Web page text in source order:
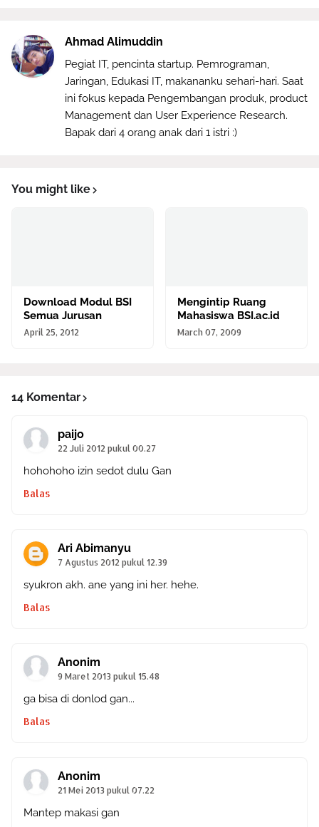
Ahmad Alimuddin
Pegiat IT, pencinta startup. Pemrograman,
Jaringan, Edukasi IT, makananku sehari-hari. Saat
ini fokus kepada Pengembangan produk, product
Management dan User Experience Research.
Bapak dari 4 orang anak dari 1 istri :)
You might like
Download Modul BSI
Semua Jurusan
April 25, 2012
Mengintip Ruang
Mahasiswa BSI.ac.id
March 07, 2009
14 Komentar
paijo
22 Juli 2012 pukul 00.27
hohohoho izin sedot dulu Gan
Balas
Ari Abimanyu
7 Agustus 2012 pukul 12.39
syukron akh. ane yang ini her. hehe.
Balas
Anonim
9 Maret 2013 pukul 15.48
ga bisa di donlod gan...
Balas
Anonim
21 Mei 2013 pukul 07.22
Mantep makasi gan